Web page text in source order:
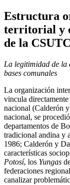
Estructura
territorial y
de la
La legitimidad de la
bases comunales
La organización
vincula
nacional (Calderón
nacional, se
departamentos de
tradicional andina y
1986; Calderón y
características
Potosí, los Yungas
federaciones
canalizar